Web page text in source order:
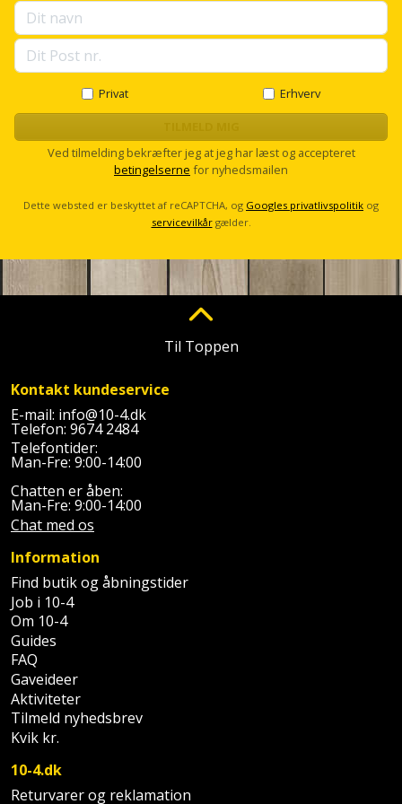
træhegn, og udtrykket er mere ensartet og mindre
varmt i direkte sol, og farven kan ændre sig en
og vejrforholdet.
Privat Erhverv
Ved tilmelding bekræfter jeg at jeg har læst og accepteret
betingelserne for nyhedsmailen
Dette websted er beskyttet af reCAPTCHA, og Googles privatlivspolitik og
servicevilkårgælder.
Til Toppen
Kontakt kundeservice
E-mail: info@10-4.dk
Telefon: 9674 2484
Telefontider:
Man-Fre: 9:00-14:00
Chatten er åben:
Man-Fre: 9:00-14:00
Chat med os
Information
Find butik og åbningstider
Job i 10-4
Om 10-4
Guides
FAQ
Gaveideer
Aktiviteter
Tilmeld nyhedsbrev
Kvik kr.
10-4.dk
Returvarer og reklamation